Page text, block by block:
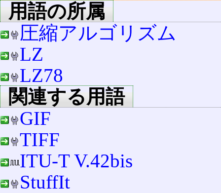
用語の所属
圧縮アルゴリズム
LZ
LZ78
関連する用語
GIF
TIFF
ITU-T V.42bis
StuffIt